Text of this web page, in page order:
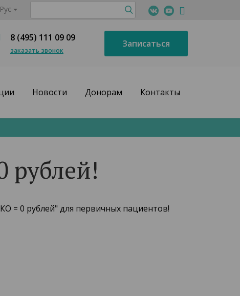
Рус
8 (495) 111 09 09
заказать звонок
Записаться
Новости Донорам Контакты
рублей!
= 0 рублей" для первичных пациентов!